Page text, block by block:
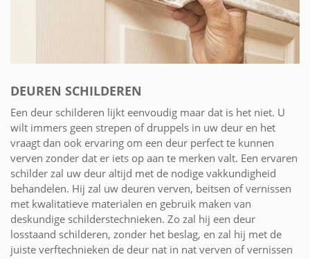
DEUREN SCHILDEREN
Een deur schilderen lijkt eenvoudig maar dat is het niet. U
wilt immers geen strepen of druppels in uw deur en het
vraagt dan ook ervaring om een deur perfect te kunnen
verven zonder dat er iets op aan te merken valt. Een ervaren
schilder zal uw deur altijd met de nodige vakkundigheid
behandelen. Hij zal uw deuren verven, beitsen of vernissen
met kwalitatieve materialen en gebruik maken van
deskundige schilderstechnieken. Zo zal hij een deur
losstaand schilderen, zonder het beslag, en zal hij met de
juiste verftechnieken de deur nat in nat verven of vernissen